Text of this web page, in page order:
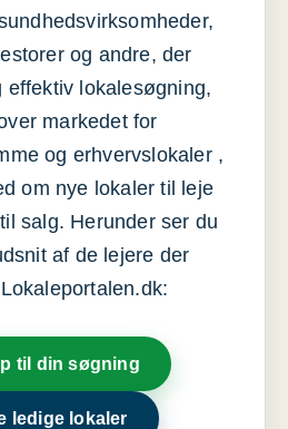
og andre, der
effektiv lokalesøgning,
markedet for
og erhvervslokaler ,
om nye lokaler til leje
salg. Herunder ser du
af de lejere der
til din søgning
ledige lokaler